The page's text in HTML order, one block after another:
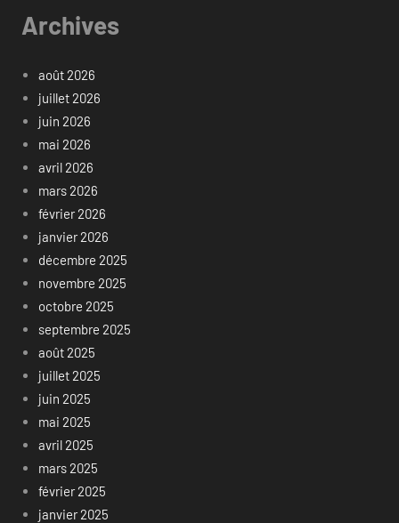
Archives
août 2026
juillet 2026
juin 2026
mai 2026
avril 2026
mars 2026
février 2026
janvier 2026
décembre 2025
novembre 2025
octobre 2025
septembre 2025
août 2025
juillet 2025
juin 2025
mai 2025
avril 2025
mars 2025
février 2025
janvier 2025